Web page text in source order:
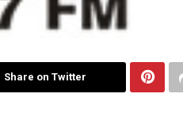
Share on Twitter